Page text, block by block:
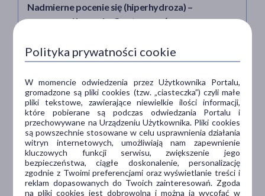
Nadmierne pocenie się (hiperhydroza) –
przyczyny i leczenie. Co stosować na
Przeczytane 480001 razy
11 min
Naczyńska
Polityka prywatności cookie
W momencie odwiedzenia przez Użytkownika Portalu,
gromadzone są pliki cookies (tzw. „ciasteczka”) czyli małe
pliki tekstowe, zawierające niewielkie ilości informacji,
które pobierane są podczas odwiedzania Portalu i
przechowywane na Urządzeniu Użytkownika. Pliki cookies
są powszechnie stosowane w celu usprawnienia działania
witryn internetowych, umożliwiają nam zapewnienie
kluczowych funkcji serwisu, zwiększenie jego
bezpieczeństwa, ciągłe doskonalenie, personalizację
zgodnie z Twoimi preferencjami oraz wyświetlanie treści i
reklam dopasowanych do Twoich zainteresowań. Zgoda
na pliki cookies jest dobrowolna i można ją wycofać w